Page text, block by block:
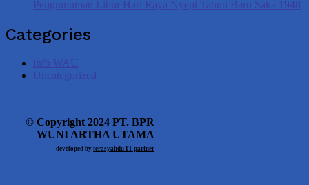
Pengumuman Libur Hari Raya Nyepi Tahun Baru Saka 1948
Categories
info WAU
Uncategorized
© Copyright 2024 PT. BPR
WUNI ARTHA UTAMA
developed by terasyahdu IT partner